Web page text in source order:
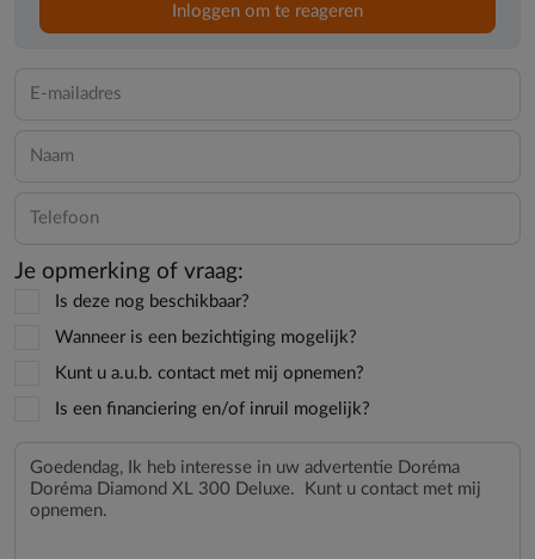
Inloggen om te reageren
Je opmerking of vraag:
Is deze nog beschikbaar?
Wanneer is een bezichtiging mogelijk?
Kunt u a.u.b. contact met mij opnemen?
Is een financiering en/of inruil mogelijk?